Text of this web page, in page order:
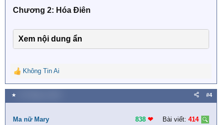
:Chương 2: Hóa Điên
Xem nội dung ẩn
R
e
a
c
i
Không Tin Ai
★ #4
Ma nữ Mary 838 ❤︎ Bài viết: 414